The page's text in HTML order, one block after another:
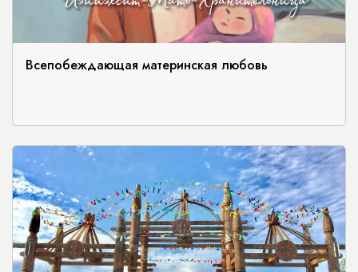
Всепобеждающая материнская любовь